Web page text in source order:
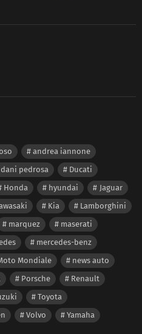
andrea iannone
dani pedrosa
Ducati
Honda hyundai
Jaguar
Kia
Lamborghini
marquez
maserati
mercedes-benz
Mondiale
news auto
Porsche
Renault
Toyota
Volvo Yamaha